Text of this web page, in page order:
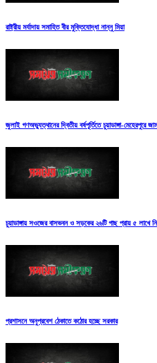
রাষ্ট্রীয় মর্যাদায় সমাহিত বীর মুক্তিযোদ্ধা নান্নু মিয়া
জুলাই গণঅভ্যুত্থানের দ্বিতীয় বর্ষপূর্তিতে চুয়াডাঙ্গা-মেহেরপুরে
চুয়াডাঙ্গায় সওজের বাসভবন ও সড়কের ২৬টি গাছ প্রায় ৫ লাখে
প্রশাসনে অনুপ্রবেশ ঠেকাতে কঠোর হচ্ছে সরকার